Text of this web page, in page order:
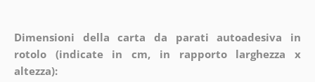
Dimensioni della carta da parati autoadesiva in
rotolo (indicate in cm, in rapporto larghezza x
altezza):